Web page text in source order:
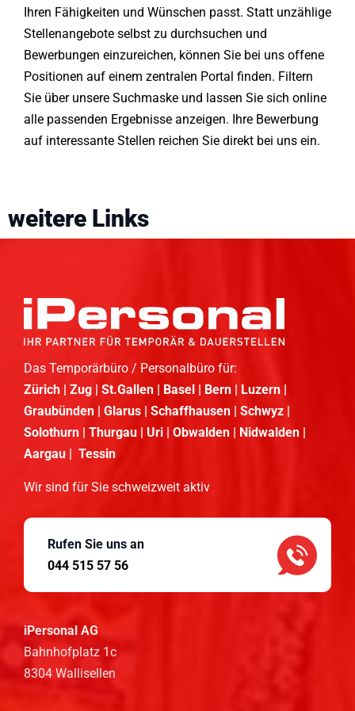
Ihren Fähigkeiten und Wünschen passt. Statt unzählige
Stellenangebote selbst zu durchsuchen und
Bewerbungen einzureichen, können Sie bei uns offene
Positionen auf einem zentralen Portal finden. Filtern
Sie über unsere Suchmaske und lassen Sie sich online
alle passenden Ergebnisse anzeigen. Ihre Bewerbung
auf interessante Stellen reichen Sie direkt bei uns ein.
weitere Links
Das Temporärbüro / Personalbüro für:
Zürich | Zug | St.Gallen | Basel | Bern | Luzern |
Graubünden | Glarus | Schaffhausen | Schwyz |
Solothurn | Thurgau | Uri | Obwalden | Nidwalden |
Aargau | Tessin
Wir sind für Sie schweizweit aktiv
Rufen Sie uns an
044 515 57 56
iPersonal AG
Bahnhofplatz 1c
8304 Wallisellen